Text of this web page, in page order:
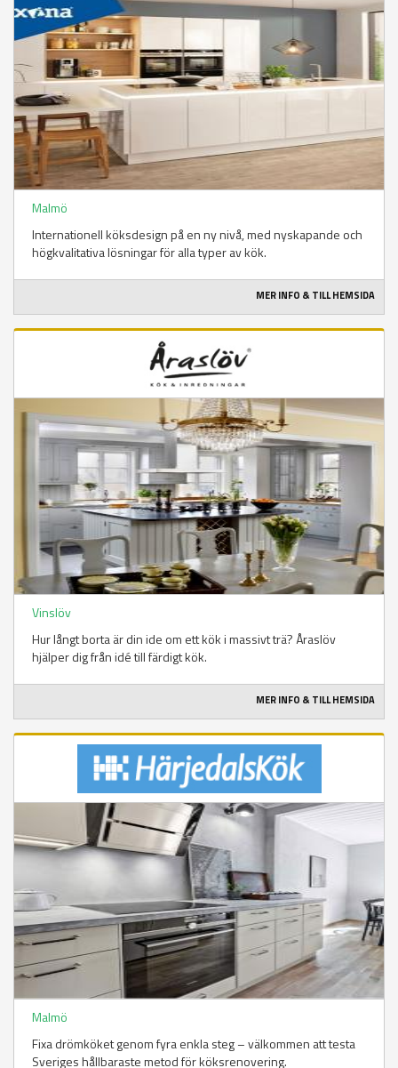
Malmö
Internationell köksdesign på en ny nivå, med nyskapande och
högkvalitativa lösningar för alla typer av kök.
MER INFO & TILL HEMSIDA
Vinslöv
Hur långt borta är din ide om ett kök i massivt trä? Åraslöv
hjälper dig från idé till färdigt kök.
MER INFO & TILL HEMSIDA
Malmö
Fixa drömköket genom fyra enkla steg – välkommen att testa
Sveriges hållbaraste metod för köksrenovering.